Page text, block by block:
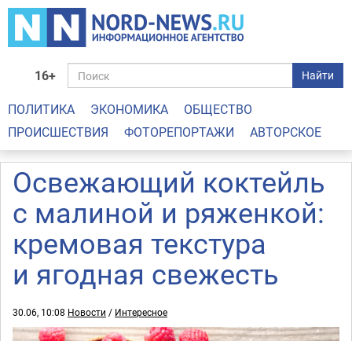
16+ Найти
ПОЛИТИКА ЭКОНОМИКА
ОБЩЕСТВО
ПРОИСШЕСТВИЯ
ФОТОРЕПОРТАЖИ АВТОРСКОЕ
Освежающий коктейль
с малиной и ряженкой:
кремовая текстура
и ягодная свежесть
30.06, 10:08 Новости / Интересное